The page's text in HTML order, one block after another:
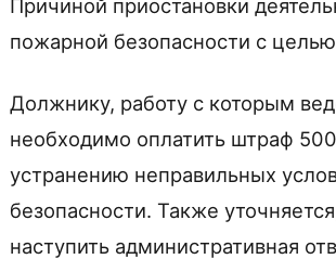
Причиной приостановки
пожарной безопасности с
Должнику, работу с которым
необходимо оплатить штраф
устранению неправильных
безопасности. Также
наступить административная